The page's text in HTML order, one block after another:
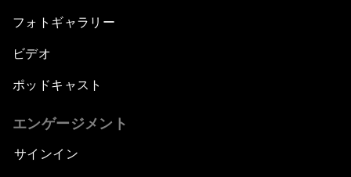
フォトギャラリー
ビデオ
ポッドキャスト
エンゲージメント
サインイン